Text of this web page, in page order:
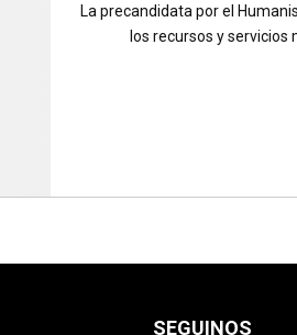
La precandidata por el
los recursos y servicios
SEGUINOS